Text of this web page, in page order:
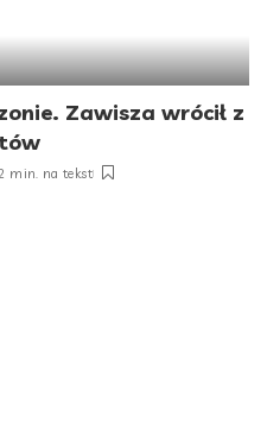
Zawisza wrócił z
min. na tekst